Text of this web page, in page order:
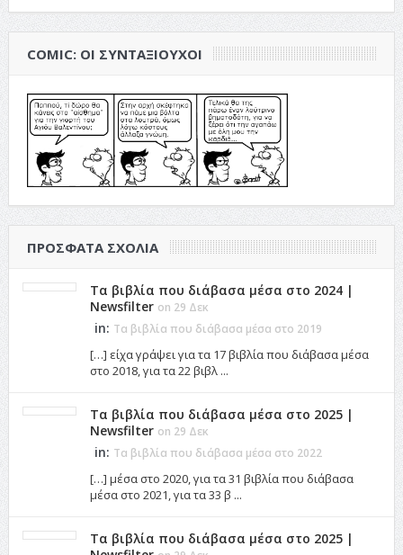
COMIC: ΟΙ ΣΥΝΤΑΞΙΟΎΧΟΙ
ΠΡΌΣΦΑΤΑ ΣΧΌΛΙΑ
Τα βιβλία που διάβασα μέσα στο 2024 |
Newsfilter on 29 Δεκ
in: Τα βιβλία που διάβασα μέσα στο 2019
[…] είχα γράψει για τα 17 βιβλία που διάβασα μέσα
στο 2018, για τα 22 βιβλ ...
Τα βιβλία που διάβασα μέσα στο 2025 |
Newsfilter on 29 Δεκ
in: Τα βιβλία που διάβασα μέσα στο 2022
[…] μέσα στο 2020, για τα 31 βιβλία που διάβασα
μέσα στο 2021, για τα 33 β ...
Τα βιβλία που διάβασα μέσα στο 2025 |